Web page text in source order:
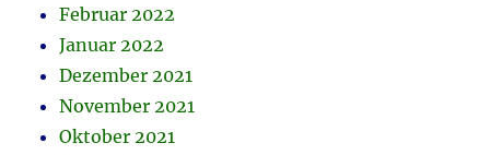
Februar 2022
Januar 2022
Dezember 2021
November 2021
Oktober 2021